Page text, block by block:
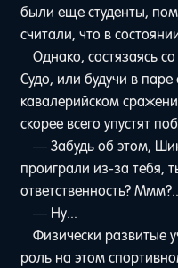
были еще студенты,
считали, что в
Однако, состязаясь
Судо, или будучи в
кавалерийском
скорее всего упустят
— Забудь об этом,
проиграли из-за тебя,
ответственность? Ммм?..
— Ну...
Физически развитые
роль на этом